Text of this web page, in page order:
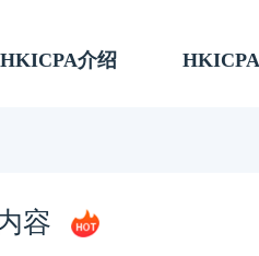
HKICPA介绍
容